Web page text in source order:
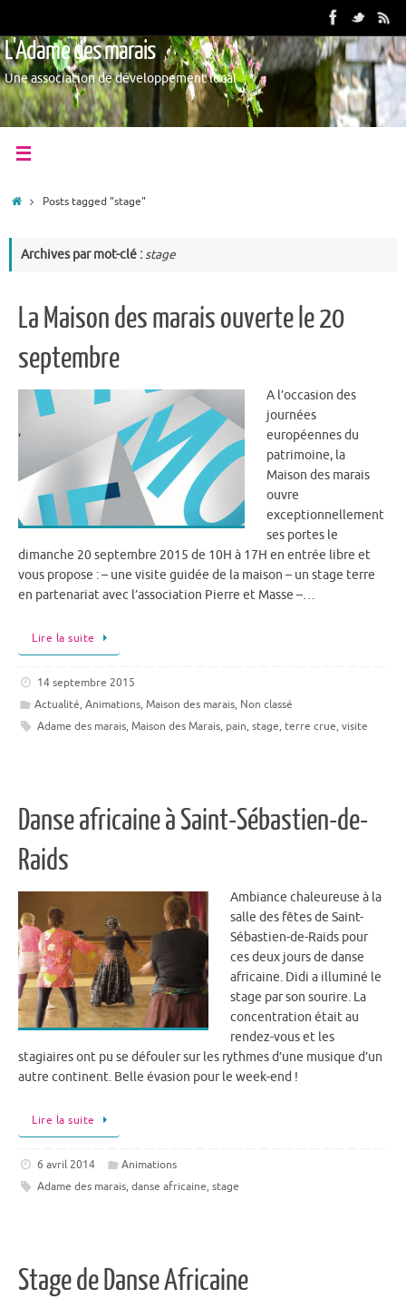
L'Adame des marais
Une association de développement local
Posts tagged "stage"
Archives par mot-clé :stage
La Maison des marais ouverte le 20
septembre
A l’occasion des
journées
européennes du
patrimoine, la
Maison des marais
ouvre
exceptionnellement
ses portes le
dimanche 20 septembre 2015 de 10H à 17H en entrée libre et
vous propose : – une visite guidée de la maison – un stage terre
en partenariat avec l’association Pierre et Masse –…
Lire la suite
14 septembre 2015
Actualité, Animations, Maison des marais, Non classé
Adame des marais, Maison des Marais, pain, stage, terre crue, visite
Danse africaine à Saint-Sébastien-de-
Raids
Ambiance chaleureuse à la
salle des fêtes de Saint-
Sébastien-de-Raids pour
ces deux jours de danse
africaine. Didi a illuminé le
stage par son sourire. La
concentration était au
rendez-vous et les
stagiaires ont pu se défouler sur les rythmes d’une musique d’un
autre continent. Belle évasion pour le week-end !
Lire la suite
6 avril 2014
Animations
Adame des marais, danse africaine, stage
Stage de Danse Africaine